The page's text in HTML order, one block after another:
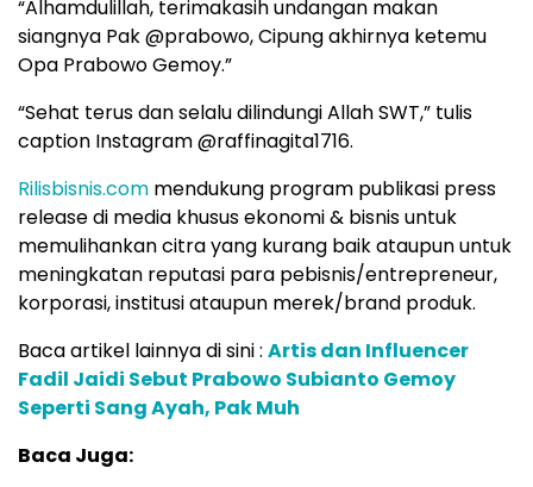
“Alhamdulillah, terimakasih undangan makan
siangnya Pak @prabowo, Cipung akhirnya ketemu
Opa Prabowo Gemoy.”
“Sehat terus dan selalu dilindungi Allah SWT,” tulis
caption Instagram @raffinagita1716.
Rilisbisnis.com mendukung program publikasi press
release di media khusus ekonomi & bisnis untuk
memulihankan citra yang kurang baik ataupun untuk
meningkatan reputasi para pebisnis/entrepreneur,
korporasi, institusi ataupun merek/brand produk.
Baca artikel lainnya di sini : Artis dan Influencer
Fadil Jaidi Sebut Prabowo Subianto Gemoy
Seperti Sang Ayah, Pak Muh
Baca Juga: